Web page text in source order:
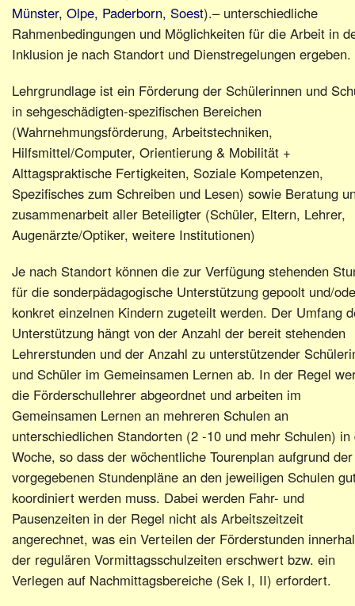
Münster, Olpe, Paderborn, Soest).– unterschiedliche
Rahmenbedingungen und Möglichkeiten für die Arbeit in
Inklusion je nach Standort und Dienstregelungen ergeben.
Lehrgrundlage ist ein Förderung der Schülerinnen und
in sehgeschädigten-spezifischen Bereichen
(Wahrnehmungsförderung, Arbeitstechniken,
Hilfsmittel/Computer, Orientierung & Mobilität +
Alttagspraktische Fertigkeiten, Soziale Kompetenzen,
Spezifisches zum Schreiben und Lesen) sowie Beratung
zusammenarbeit aller Beteiligter (Schüler, Eltern, Lehrer,
Augenärzte/Optiker, weitere Institutionen)
Je nach Standort können die zur Verfügung stehenden
für die sonderpädagogische Unterstützung gepoolt und/
konkret einzelnen Kindern zugeteilt werden. Der Umfang
Unterstützung hängt von der Anzahl der bereit stehenden
Lehrerstunden und der Anzahl zu unterstützender
und Schüler im Gemeinsamen Lernen ab. In der Regel
die Förderschullehrer abgeordnet und arbeiten im
Gemeinsamen Lernen an mehreren Schulen an
unterschiedlichen Standorten (2 -10 und mehr Schulen) in
Woche, so dass der wöchentliche Tourenplan aufgrund der
vorgegebenen Stundenpläne an den jeweiligen Schulen
koordiniert werden muss. Dabei werden Fahr- und
Pausenzeiten in der Regel nicht als Arbeitszeitzeit
angerechnet, was ein Verteilen der Förderstunden
der regulären Vormittagsschulzeiten erschwert bzw. ein
Verlegen auf Nachmittagsbereiche (Sek I, II) erfordert.